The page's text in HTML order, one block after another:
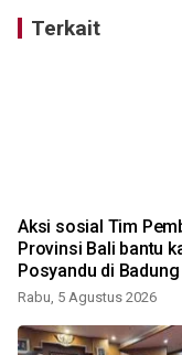
Terkait
Aksi sosial Tim
Provinsi Bali bantu
Posyandu di Badung
Rabu, 5 Agustus 2026